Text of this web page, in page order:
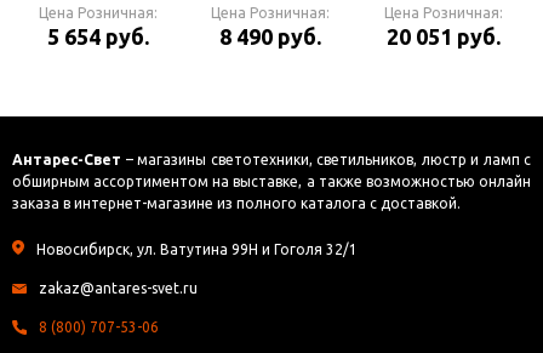
черный
(проз.плафоны) d42
Цена Розничная:
5 654 руб.
Mood
Цена Розничная:
8 490 руб.
Cristal lux
Цена Розничная:
20 051 руб.
Антарес-Свет – магазины светотехники, светильников, люстр и ламп с
обширным ассортиментом на выставке, а также возможностью онлайн
заказа в интернет-магазине из полного каталога с доставкой.
Новосибирск, ул. Ватутина 99Н и Гоголя 32/1
zakaz@antares-svet.ru
8 (800) 707-53-06